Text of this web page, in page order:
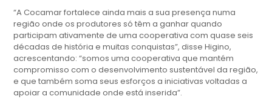
“A Cocamar fortalece ainda mais a sua presença numa
região onde os produtores só têm a ganhar quando
participam ativamente de uma cooperativa com quase seis
décadas de história e muitas conquistas”, disse Higino,
acrescentando: “somos uma cooperativa que mantém
compromisso com o desenvolvimento sustentável da região,
e que também soma seus esforços a iniciativas voltadas a
apoiar a comunidade onde está inserida”.